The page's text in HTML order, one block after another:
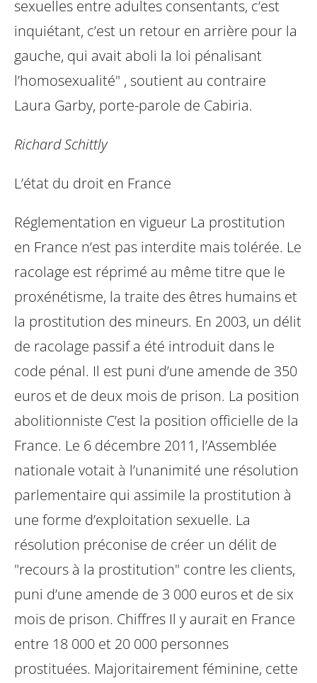
sexuelles entre adultes consentants, c’est
inquiétant, c’est un retour en arrière pour la
gauche, qui avait aboli la loi pénalisant
l’homosexualité" , soutient au contraire
Laura Garby, porte-parole de Cabiria.
Richard Schittly
L’état du droit en France
Réglementation en vigueur La prostitution
en France n’est pas interdite maistolérée. Le
racolage est réprimé au même titre que le
proxénétisme, la traite des êtres humains et
la prostitution des mineurs. En 2003, un délit
de racolage passif a été introduit dans le
code pénal. Il est puni d’une amende de 350
euros et de deux mois de prison. La position
abolitionniste C’est la position officielle de la
France. Le 6 décembre 2011, l’Assemblée
nationale votait à l’unanimité une résolution
parlementaire qui assimile la prostitution à
une forme d’exploitation sexuelle. La
résolution préconise de créer un délit de
"recours à la prostitution" contre les clients,
puni d’une amende de 3 000 euros et de six
mois de prison. Chiffres Il y aurait en France
entre 18 000 et 20 000 personnes
prostituées. Majoritairement féminine, cette